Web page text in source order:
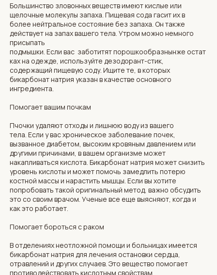
Большинство зловонных веществ имеют кислые или
щелочные молекулы запаха. Пищевая сода гасит их в
более нейтральное состояние без запаха. Он также
действует на запах вашего тела. Утром можно немного
присыпать
подмышки. Если вас заботитят порошкообразнынже остат
ках на одежде, используйте дезодорант-стик,
содержащий пищевую соду. Ищите те, в которых
бикарбонат натрия указан в качестве основного
ингредиента.
Помогает вашим почкам
Пчочки удаляют отходы и лишнюю воду из вашего
тела. Если у вас хроническое заболевание почек,
вызванное диабетом, высоким кровяным давлением или
другими причинами, в вашем организме может
накапливаться кислота. Бикарбонат натрия может снизить
уровень кислоты и может помочь замедлить потерю
костной массы и нарастить мышцы. Если вы хотите
попробовать такой оригинальный метод, важно обсудить
это со своим врачом. Ученые все еще выясняют, когда и
как это работает.
Помогает бороться с раком
В отделениях неотложной помощи и больницах имеется
бикарбонат натрия для лечения остановки сердца,
отравлений и других случаев. Это вещество помогает
противодействовать кислотным свойствам